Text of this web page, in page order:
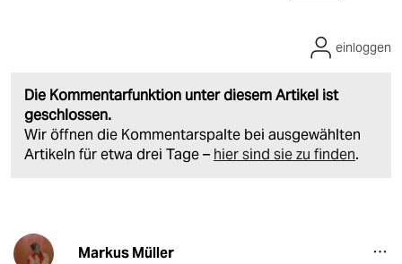
Die Kommentarfunktion unter diesem Artikel ist
geschlossen.
Wir öffnen die Kommentarspalte bei ausgewählten
Artikeln für etwa drei Tage – hier sind sie zu finden.
einloggen
Markus Müller